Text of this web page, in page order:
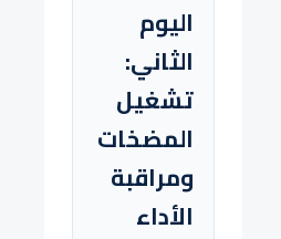
اليوم
الثاني:
تشغيل
المضخات
ومراقبة
الأداء